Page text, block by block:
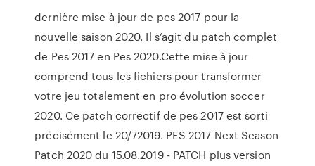
dernière mise à jour de pes 2017 pour la
nouvelle saison 2020. Il s’agit du patch complet
de Pes 2017 en Pes 2020.Cette mise à jour
comprend tous les fichiers pour transformer
votre jeu totalement en pro évolution soccer
2020. Ce patch correctif de pes 2017 est sorti
précisément le 20/72019. PES 2017 Next Season
Patch 2020 du 15.08.2019 - PATCH plus version